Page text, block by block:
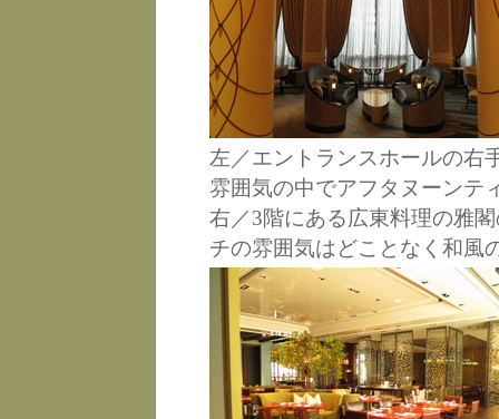
左／エントランスホールの右
雰囲気の中でアフタヌーンテ
右／3階にある広東料理の雅
チの雰囲気はどことなく和風